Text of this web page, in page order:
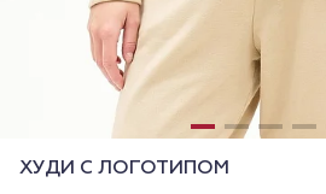
ХУДИ С ЛОГОТИПОМ